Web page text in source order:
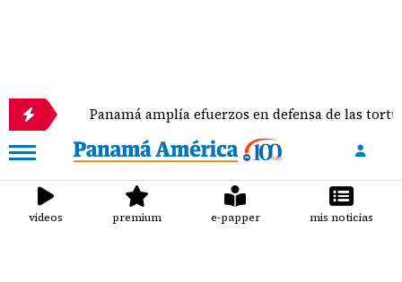
Panamá amplía efuerzos en defensa de las tortugas
videos premium e-papper mis noticias